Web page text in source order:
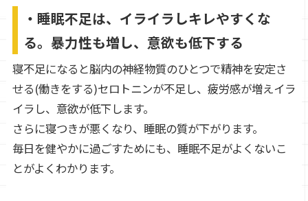
・睡眠不足は、イライラしキレやすくな
る。暴力性も増し、意欲も低下する
寝不足になると脳内の神経物質のひとつで精神を安定さ
せる(働きをする)セロトニンが不足し、疲労感が増えイラ
イラし、意欲が低下します。
さらに寝つきが悪くなり、睡眠の質が下がります。
毎日を健やかに過ごすためにも、睡眠不足がよくないこ
とがよくわかります。